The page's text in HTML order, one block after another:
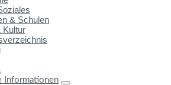
& Schulen
Kultur
Informationen